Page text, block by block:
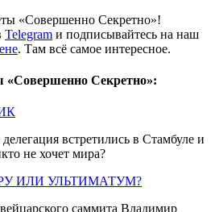
«Совершенно Секретно»!
Telegram и подписывайтесь на наш
. Там всё самое интересное.
«Совершенно Секретно»:
встретились в Стамбуле и
не хочет мира?
ИЛИ УЛЬТИМАТУМ?
саммита Владимир